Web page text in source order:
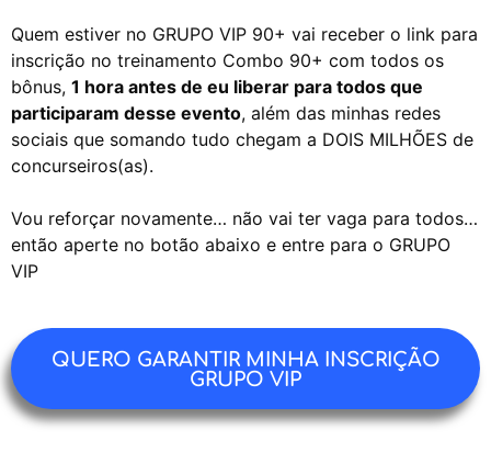
Quem estiver no GRUPO VIP 90+ vai receber o link para
inscrição no treinamento Combo 90+ com todos os
bônus, 1 hora antes de eu liberar para todos que
participaram desse evento, além das minhas redes
sociais que somando tudo chegam a DOIS MILHÕES de
concurseiros(as).
Vou reforçar novamente… não vai ter vaga para todos…
então aperte no botão abaixo e entre para o GRUPO
VIP
QUERO GARANTIR MINHA INSCRIÇÃO
GRUPO VIP